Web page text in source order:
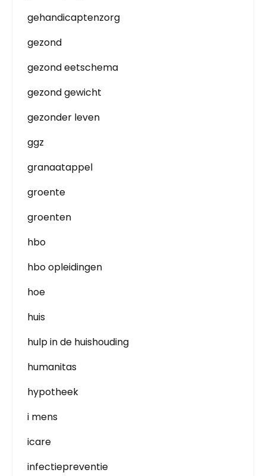
gehandicaptenzorg
gezond
gezond eetschema
gezond gewicht
gezonder leven
ggz
granaatappel
groente
groenten
hbo
hbo opleidingen
hoe
huis
hulp in de huishouding
humanitas
hypotheek
i mens
icare
infectiepreventie